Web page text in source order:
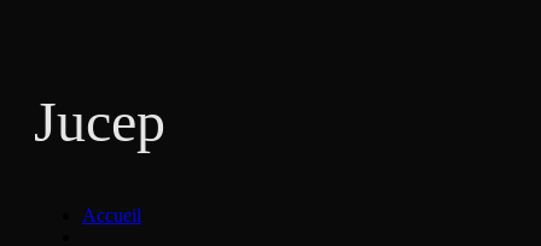
Jucep
Accueil